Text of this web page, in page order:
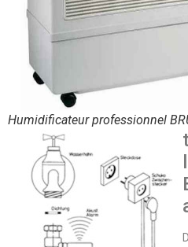
Humidificateur professionnel